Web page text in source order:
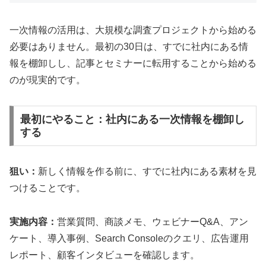
一次情報の活用は、大規模な調査プロジェクトから始める
必要はありません。最初の30日は、すでに社内にある情
報を棚卸しし、記事とセミナーに転用することから始める
のが現実的です。
最初にやること：社内にある一次情報を棚卸し
する
狙い： 新しく情報を作る前に、すでに社内にある素材を見
つけることです。
実施内容： 営業質問、商談メモ、ウェビナーQ&A、アン
ケート、導入事例、Search Consoleのクエリ、広告運用
レポート、顧客インタビューを確認します。